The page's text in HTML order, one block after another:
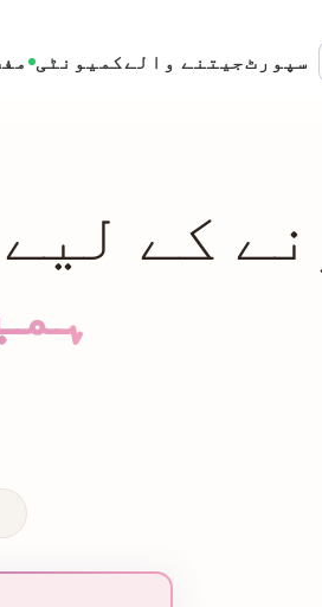
کمیونٹیجیتنے والےسپورٹ
کے